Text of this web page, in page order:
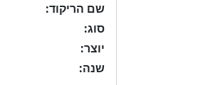
שם הריקוד:
סוג:
יוצר:
שנה: